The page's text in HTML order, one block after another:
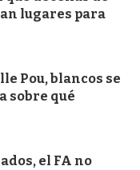
lugares para
Pou, blancos se
sobre qué
el FA no